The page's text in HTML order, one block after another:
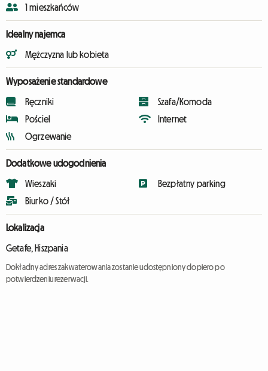
1 mieszkańców
Idealny najemca
Mężczyzna lub kobieta
Wyposażenie standardowe
Ręczniki
Pościel
Ogrzewanie
Szafa/Komoda
Internet
Dodatkowe udogodnienia
Wieszaki
Biurko / Stół
Bezpłatny parking
Lokalizacja
Getafe, Hiszpania
Dokładny adres zakwaterowania zostanie udostępniony dopiero po
potwierdzeniu rezerwacji.